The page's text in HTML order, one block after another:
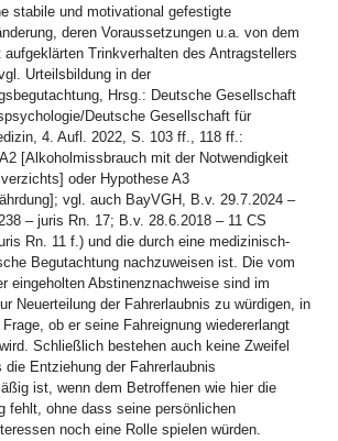
stabile und motivational gefestigte
deren Voraussetzungen u.a. von dem
aufgeklärten Trinkverhalten des Antragstellers
Urteilsbildung in der
Hrsg.: Deutsche Gesellschaft
Deutsche Gesellschaft für
4. Aufl. 2022, S. 103 ff., 118 ff.:
[Alkoholmissbrauch mit der Notwendigkeit
oder Hypothese A3
vgl. auch BayVGH, B.v. 29.7.2024 –
– juris Rn. 17; B.v. 28.6.2018 – 11 CS
Rn. 11 f.) und die durch eine medizinisch-
Begutachtung nachzuweisen ist. Die vom
eingeholten Abstinenznachweise sind im
Neuerteilung der Fahrerlaubnis zu würdigen, in
ob er seine Fahreignung wiedererlangt
Schließlich bestehen auch keine Zweifel
die Entziehung der Fahrerlaubnis
ist, wenn dem Betroffenen wie hier die
fehlt, ohne dass seine persönlichen
noch eine Rolle spielen würden.